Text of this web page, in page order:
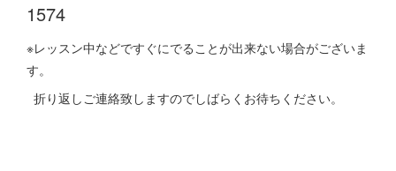
1574
※レッスン中などですぐにでることが出来ない場合がございま
す。
折り返しご連絡致しますのでしばらくお待ちください。